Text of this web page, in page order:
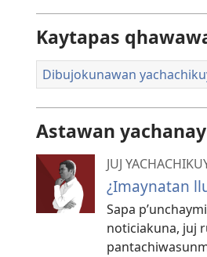
Kaytapas
Dibujokunawan
Astawan
JUJ
¿Imaynatan
Sapa
noticiakuna, juj